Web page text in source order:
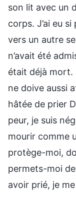
son lit avec un
corps. J’ai eu
vers un autre
n’avait été
était déjà mort.
ne doive aussi
hâtée de prier
peur, je suis
mourir comme
protège-moi,
permets-moi
avoir prié, je